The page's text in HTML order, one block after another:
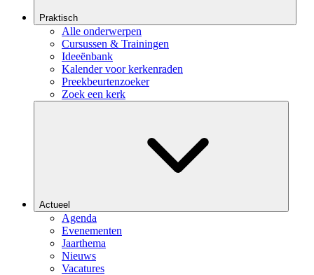
Praktisch
Alle onderwerpen
Cursussen & Trainingen
Ideeënbank
Kalender voor kerkenraden
Preekbeurtenzoeker
Zoek een kerk
Actueel
Agenda
Evenementen
Jaarthema
Nieuws
Vacatures